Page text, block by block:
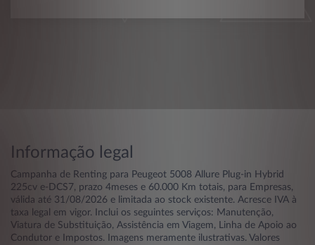
Informação legal
Campanha de Renting para Peugeot 5008 Allure Plug-in Hybrid
225cv e-DCS7, prazo 4meses e 60.000 Km totais, para Empresas,
válida até 31/08/2026 e limitada ao stock existente. Acresce IVA à
taxa legal em vigor. Inclui os seguintes serviços: Manutenção,
Viatura de Substituição, Assistência em Viagem, Linha de Apoio ao
Condutor e Impostos. Imagens meramente ilustrativas. Valores